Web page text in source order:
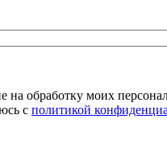
на обработку моих
с политикой